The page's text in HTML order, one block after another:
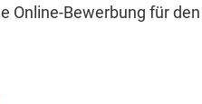
Online-Bewerbung für